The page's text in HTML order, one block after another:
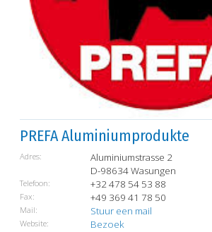
PREFA Aluminiumprodukte
Adres:
Aluminiumstrasse 2
D-98634 Wasungen
Telefoon: +32 478 54 53 88
Fax: +49 369 41 78 50
Mail: Stuur een mail
Website: Bezoek